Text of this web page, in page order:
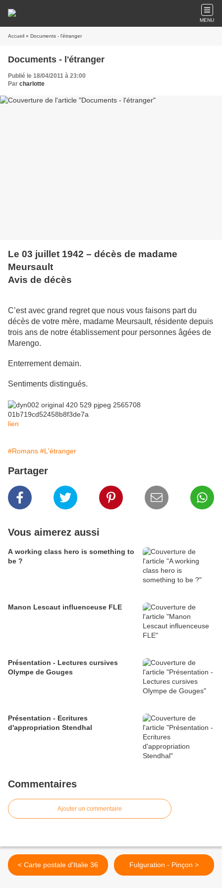
MENU
Accueil » Documents - l'étranger
Documents - l'étranger
Publié le 18/04/2011 à 23:00
Par charlotte
Le 03 juillet 1942 – décès de madame
Meursault
Avis de décès
C’est avec grand regret que nous vous faisons part du
décès de votre mère, madame Meursault, résidente depuis
trois ans de notre établissement pour personnes âgées de
Marengo.
Enterrement demain.
Sentiments distingués.
lien
#Romans #L'étranger
Partager
Vous aimerez aussi
A working class hero is something to
be ?
Manon Lescaut influenceuse FLE
Présentation - Lectures cursives
Olympe de Gouges
Présentation - Ecritures
d'appropriation Stendhal
Commentaires
Ajouter un commentaire
< Carte postale d'Italie 36 Fulguration - Pinçon >